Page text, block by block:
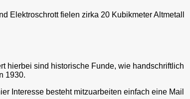
Elektroschrott fielen zirka 20 Kubikmeter Altmetall
hierbei sind historische Funde, wie handschriftlich
1930.
Interesse besteht mitzuarbeiten einfach eine Mail